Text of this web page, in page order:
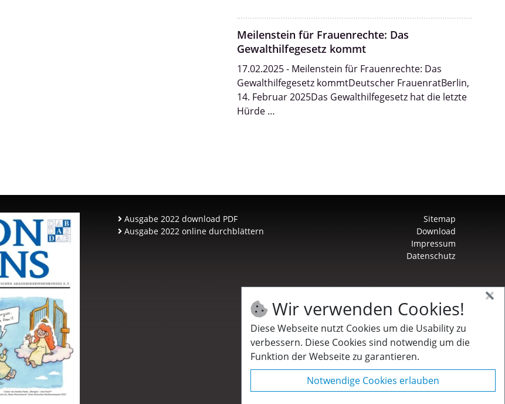
Meilenstein für Frauenrechte: Das
Gewalthilfegesetz kommt
17.02.2025 - Meilenstein für Frauenrechte: Das
Gewalthilfegesetz kommtDeutscher FrauenratBerlin,
14. Februar 2025Das Gewalthilfegesetz hat die letzte
Hürde …
Ausgabe 2022 download PDF
Ausgabe 2022 online durchblättern
Sitemap
Download
Impressum
Datenschutz
Wir verwenden Cookies!
Diese Webseite nutzt Cookies um die Usability zu
verbessern. Diese Cookies sind notwendig um die
Funktion der Webseite zu garantieren.
Notwendige Cookies erlauben